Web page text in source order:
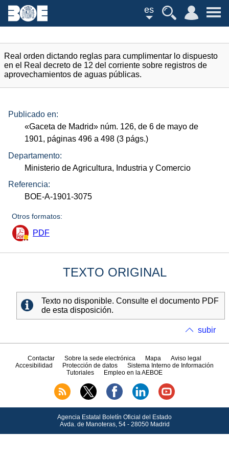
es
Real orden dictando reglas para cumplimentar lo dispuesto
en el Real decreto de 12 del corriente sobre registros de
aprovechamientos de aguas públicas.
Publicado en:
«Gaceta de Madrid» núm. 126, de 6 de mayo de
1901, páginas 496 a 498 (3 págs.)
Departamento:
Ministerio de Agricultura, Industria y Comercio
Referencia:
BOE-A-1901-3075
Otros formatos:
PDF
TEXTO ORIGINAL
Texto no disponible. Consulte el documento PDF
de esta disposición.
subir
Contactar Sobre la sede electrónica Mapa
Aviso legal
Accesibilidad
Protección de datos
Sistema Interno de Información
Tutoriales
Empleo en la AEBOE
Agencia Estatal Boletín Oficial del Estado
Avda.de Manoteras, 54 - 28050 Madrid